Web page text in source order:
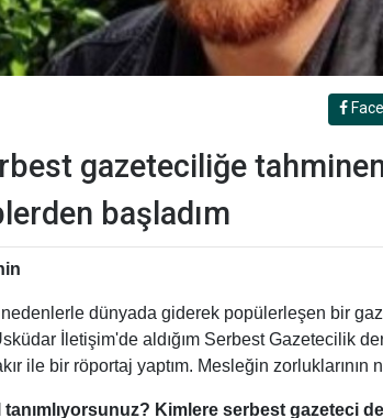
gazeteciliğe
başladım
dünyada giderek popülerleşen bir
İletişim'de aldığım Serbest Gazetecilik
ile bir röportaj yaptım. Mesleğin
Kimlere serbest gazeteci